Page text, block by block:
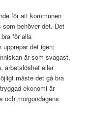
för att kommunen
behöver det. Det
för alla
det igen;
är som svagast,
arbetslöshet eller
måste det gå bra
ekonomi är
och morgondagens